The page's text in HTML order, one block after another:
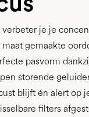
je je
gemaakte
pasvorm
storende
blijft én alert op
filters